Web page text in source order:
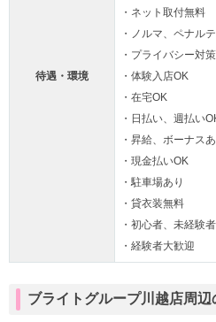
待遇・環境
・ネット取付無料
・ノルマ、ペナル
・プライバシー対
・体験入店OK
・在宅OK
・日払い、週払い
・昇給、ボーナスあ
・現金払いOK
・駐車場あり
・貸衣装無料
・初心者、未経験
・経験者大歓迎
ブライトグループ川越店周辺